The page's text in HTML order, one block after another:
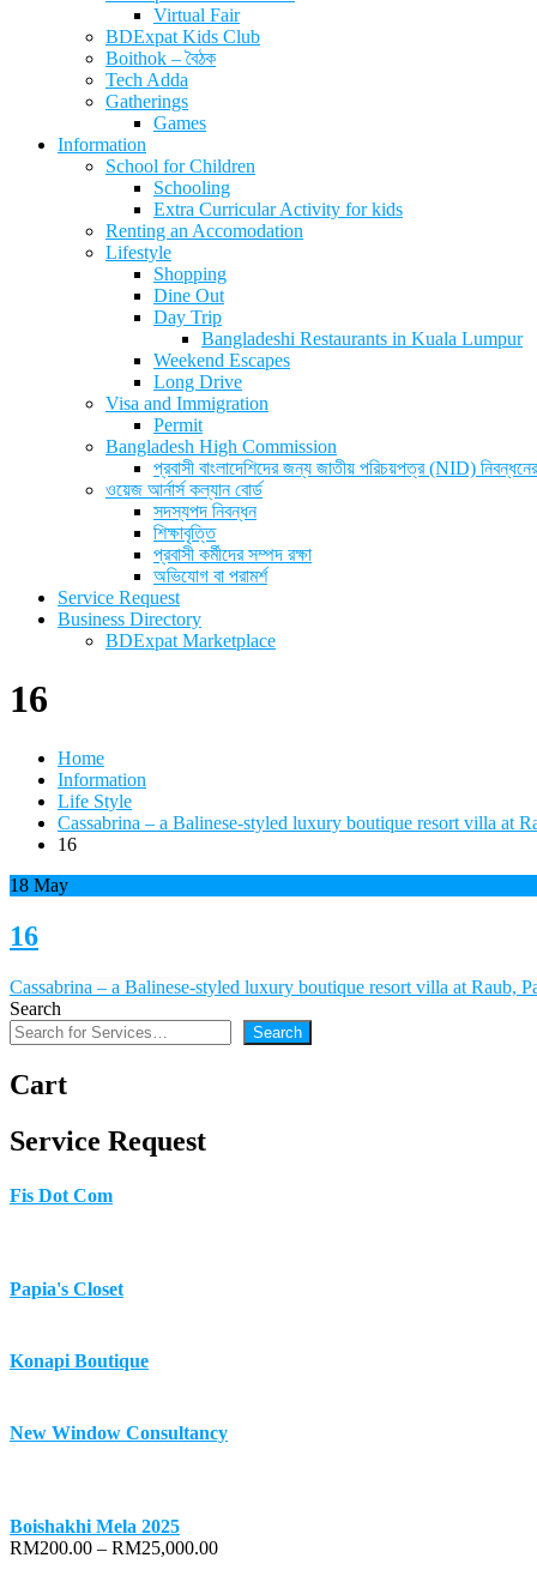
Virtual Fair
BDExpat Kids Club
Boithok – বৈঠক
Tech Adda
Gatherings
Games
Information
School for Children
Schooling
Extra Curricular Activity for kids
Renting an Accomodation
Lifestyle
Shopping
Dine Out
Day Trip
Bangladeshi Restaurants in Kuala Lumpur
Weekend Escapes
Long Drive
Visa and Immigration
Permit
Bangladesh High Commission
প্রবাসী বাংলাদেশিদের জন্য জাতীয় পরিচয়পত্র (NID)
ওয়েজ আর্নার্স কল্যান বোর্ড
সদস্যপদ নিবন্ধন
শিক্ষাবৃত্তি
প্রবাসী কর্মীদের সম্পদ রক্ষা
অভিযোগ বা পরামর্শ
Service Request
Business Directory
BDExpat Marketplace
16
Home
Information
Life Style
Cassabrina – a Balinese-styled luxury boutique resort villa at
16
18 May
16
Post
navigation
Cassabrina – a Balinese-styled luxury boutique resort villa at Raub,
Search
Search
Cart
Service Request
Fis Dot Com
Papia's Closet
Konapi Boutique
New Window Consultancy
Boishakhi Mela 2025
RM200.00 – RM25,000.00Price